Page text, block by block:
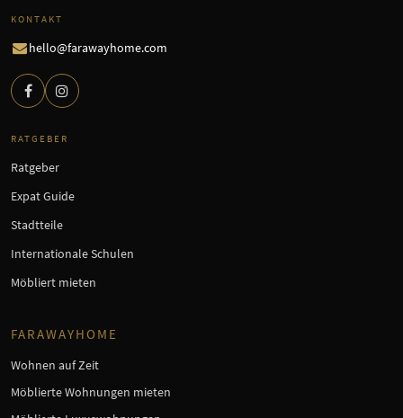
KONTAKT
hello@farawayhome.com
RATGEBER
Ratgeber
Expat Guide
Stadtteile
Internationale Schulen
Möbliert mieten
FARAWAYHOME
Wohnen auf Zeit
Möblierte Wohnungen mieten